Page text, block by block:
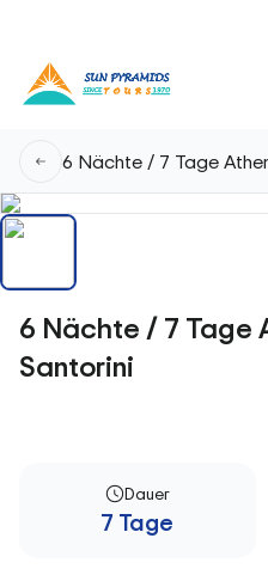
6 Nächte / 7 Tage
6 Nächte / 7 Tage
Santorini
Dauer
7 Tage